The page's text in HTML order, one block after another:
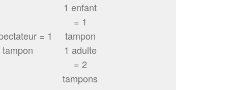
= 1
tampon
1 enfant
= 1
tampon
1 adulte
= 2
tampons